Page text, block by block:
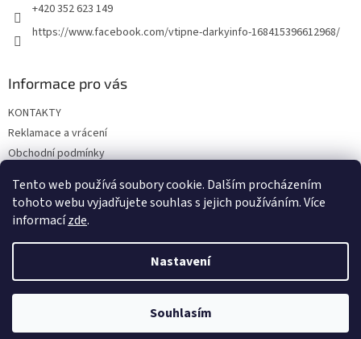
Tento web používá soubory cookie. Dalším procházením
tohoto webu vyjadřujete souhlas s jejich používáním. Více
informacízde.
Nastavení
Souhlasím
+420 352 623 149
https://www.facebook.com/vtipne-darkyinfo-168415396612968/
Informace pro vás
KONTAKTY
Reklamace a vrácení
Obchodní podmínky
Doprava a platba
Vytvořil Shoptet
Vtipné dárky. Všechna práva vyhrazena.